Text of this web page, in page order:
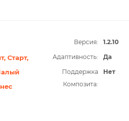
Версия:
1.2.10
Старт,
Адаптивность:
Да
Поддержка
Композита:
Нет